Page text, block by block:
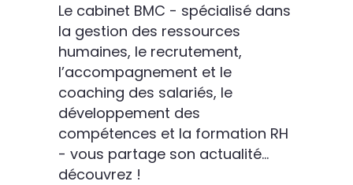
Le cabinet BMC - spécialisé dans
la gestion des ressources
humaines, le recrutement,
l’accompagnement et le
coaching des salariés, le
développement des
compétences et la formation RH
- vous partage son actualité...
découvrez !